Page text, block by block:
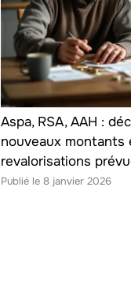
Aspa, RSA, AAH :
nouveaux montants
revalorisations
8 janvier 2026